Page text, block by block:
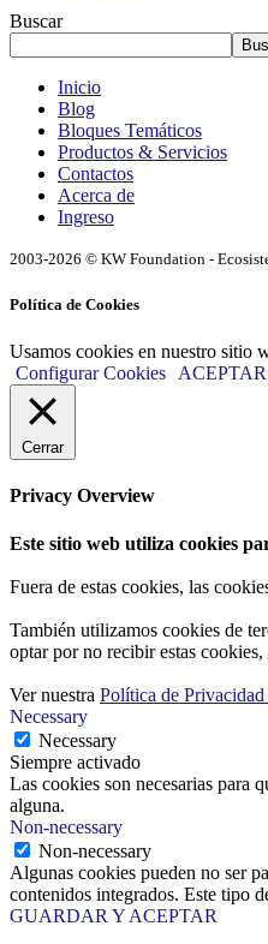
Buscar
Inicio
Blog
Bloques Temáticos
Productos & Servicios
Contactos
Acerca de
Ingreso
2003-2026 © KW Foundation -
Política de Cookies
Usamos cookies en nuestro sitio
Configurar Cookies
ACEPTAR
Cerrar
Privacy Overview
Este sitio web utiliza cookies
Fuera de estas cookies, las
También utilizamos cookies de
optar por no recibir estas
Ver nuestra Política de
Necessary
Necessary
Siempre activado
Las cookies son necesarias para
alguna.
Non-necessary
Non-necessary
Algunas cookies pueden no ser
contenidos integrados. Este tipo
GUARDAR Y ACEPTAR